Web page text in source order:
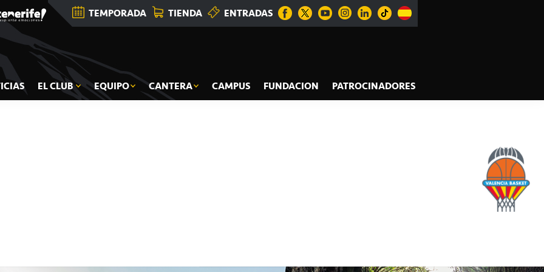
TEMPORADA TIENDA ENTRADAS
EL CLUB EQUIPO CANTERA CAMPUS FUNDACION PATROCINADORES